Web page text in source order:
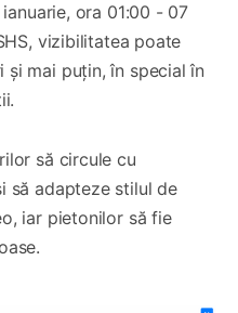
ora 01:00 - 07
vizibilitatea poate
și mai puțin, în special în
să circule cu
să adapteze stilul de
iar pietonilor să fie